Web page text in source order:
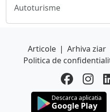
Autoturisme
Articole | Arhiva ziar
Politica de
Descarca aplicatia
Google Play